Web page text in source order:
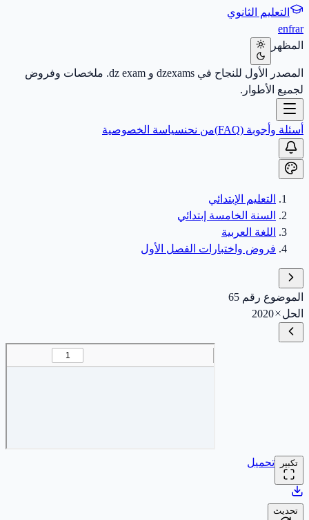
التعليم الثانوي
enfrar
المظهر
المصدر الأول للنجاح في dzexams و dz exam. ملخصات وفروض
لجميع الأطوار.
أسئلة وأجوبة (FAQ) من نحنسياسة الخصوصية
التعليم الإبتدائي
السنة الخامسة إبتدائي
اللغة العربية
فروض واختبارات الفصل الأول
الموضوع رقم 65
الحل
2020
تكبير تحميل
تحديث